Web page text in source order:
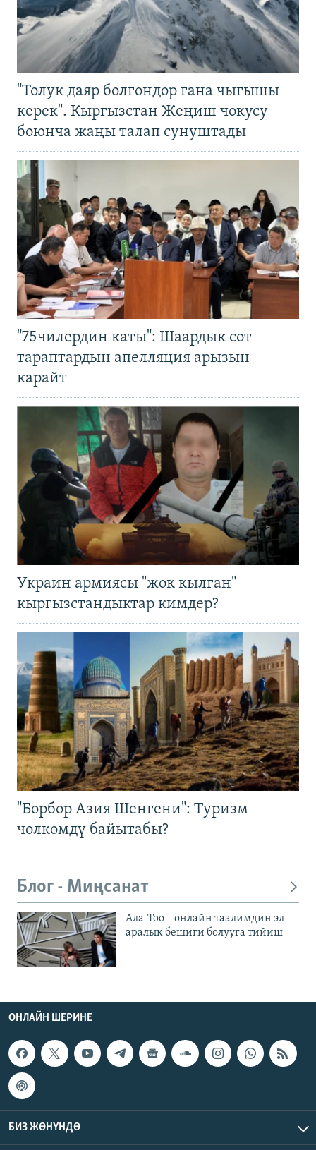
"Толук даяр болгондор гана чыгышы
керек". Кыргызстан Жеңиш чокусу
боюнча жаңы талап сунуштады
"75чилердин каты": Шаардык сот
тараптардын апелляция арызын
карайт
Украин армиясы "жок кылган"
кыргызстандыктар кимдер?
"Борбор Азия Шенгени": Туризм
чөлкөмдү байытабы?
Блог - Миңсанат
Ала-Тоо – онлайн таалимдин эл
аралык бешиги болууга тийиш
ОНЛАЙН ШЕРИНЕ
БИЗ ЖӨНҮНДӨ